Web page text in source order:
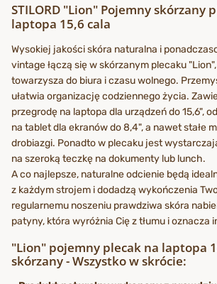
STILORD "Lion" Pojemny skórzany
laptopa 15,6 cala
Wysokiej jakości skóra naturalna i
vintage łączą się w skórzanym plecaku
towarzysza do biura i czasu wolnego.
ułatwia organizację codziennego życia.
przegrodę na laptopa dla urządzeń do 15,6",
na tablet dla ekranów do 8,4", a nawet stałe
drobiazgi. Ponadto w plecaku jest
na szeroką teczkę na dokumenty lub lunch.
A co najlepsze, naturalne odcienie będą
z każdym strojem i dodadzą wykończenia
regularnemu noszeniu prawdziwa skóra
patyny, która wyróżnia Cię z tłumu i oznacza
"Lion" pojemny plecak na laptopa
skórzany - Wszystko w skrócie: